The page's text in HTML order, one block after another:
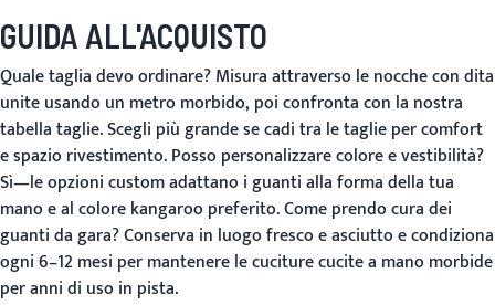
GUIDA ALL'ACQUISTO
Quale taglia devo ordinare?Misura attraverso le nocche con dita
unite usando un metro morbido, poi confronta con la nostra
tabella taglie. Scegli più grande se cadi tra le taglie per comfort
e spazio rivestimento.Posso personalizzare colore e vestibilità?
Sì—le opzioni custom adattano i guanti alla forma della tua
mano e al colore kangaroo preferito.Come prendo cura dei
guanti da gara?Conserva in luogo fresco e asciutto e condiziona
ogni 6–12 mesi per mantenere le cuciture cucite a mano morbide
per anni di uso in pista.